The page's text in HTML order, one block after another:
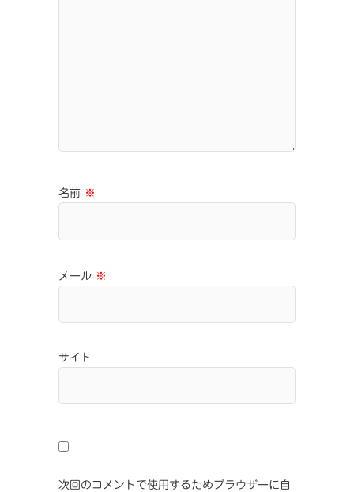
名前 ※
メール ※
サイト
次回のコメントで使用するためブラウザーに自